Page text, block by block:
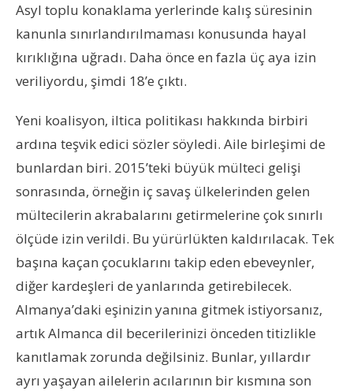
Asyl toplu konaklama yerlerinde kalış süresinin
kanunla sınırlandırılmaması konusunda hayal
kırıklığına uğradı. Daha önce en fazla üç aya izin
veriliyordu, şimdi 18’e çıktı.
Yeni koalisyon, iltica politikası hakkında birbiri
ardına teşvik edici sözler söyledi. Aile birleşimi de
bunlardan biri. 2015’teki büyük mülteci gelişi
sonrasında, örneğin iç savaş ülkelerinden gelen
mültecilerin akrabalarını getirmelerine çok sınırlı
ölçüde izin verildi. Bu yürürlükten kaldırılacak. Tek
başına kaçan çocuklarını takip eden ebeveynler,
diğer kardeşleri de yanlarında getirebilecek.
Almanya’daki eşinizin yanına gitmek istiyorsanız,
artık Almanca dil becerilerinizi önceden titizlikle
kanıtlamak zorunda değilsiniz. Bunlar, yıllardır
ayrı yaşayan ailelerin acılarının bir kısmına son